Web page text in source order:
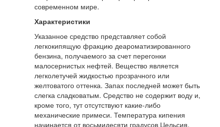
современном мире.
Характеристики
Указанное средство представляет собой
легкокипящую фракцию деароматизированного
бензина, получаемого за счет перегонки
малосернистых нефтей. Вещество является
легколетучей жидкостью прозрачного или
желтоватого оттенка. Запах последней может быть
слегка сладковатым. Средство не содержит воду и,
кроме того, тут отсутствуют какие-либо
механические примеси. Температура кипения
начинается от восьмидесяти градусов Цельсия.